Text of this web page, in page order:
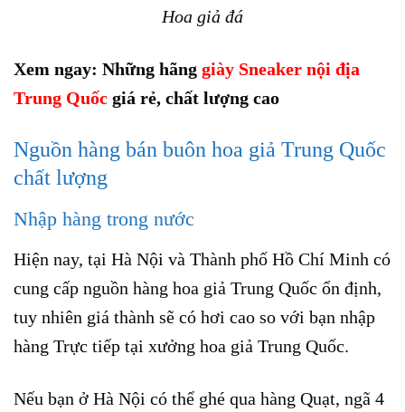
Hoa giả đá
Xem ngay: Những hãng giày Sneaker nội địa
Trung Quốc giá rẻ, chất lượng cao
Nguồn hàng bán buôn hoa giả Trung Quốc
chất lượng
Nhập hàng trong nước
Hiện nay, tại Hà Nội và Thành phố Hồ Chí Minh có
cung cấp nguồn hàng hoa giả Trung Quốc ổn định,
tuy nhiên giá thành sẽ có hơi cao so với bạn nhập
hàng Trực tiếp tại xưởng hoa giả Trung Quốc.
Nếu bạn ở Hà Nội có thể ghé qua hàng Quạt, ngã 4